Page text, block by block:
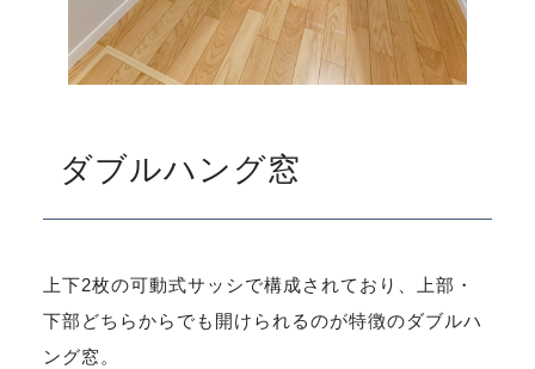
ダブルハング窓
上下2枚の可動式サッシで構成されており、上部・
下部どちらからでも開けられるのが特徴のダブルハ
ング窓。